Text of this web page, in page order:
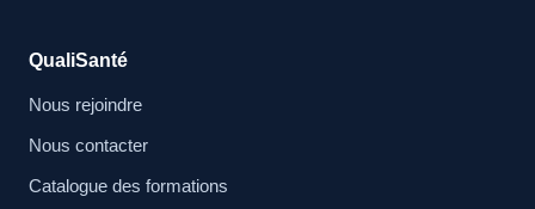
QualiSanté
Nous rejoindre
Nous contacter
Catalogue des formations